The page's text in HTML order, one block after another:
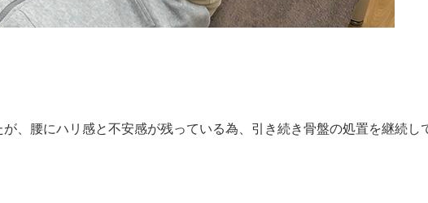
、腰にハリ感と不安感が残っている為、引き続き骨盤の処置を継続し